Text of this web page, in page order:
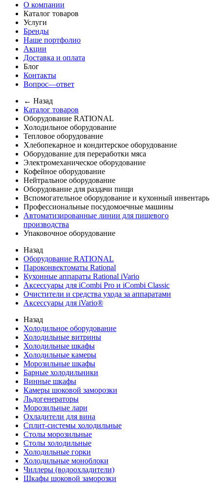
О компании
Каталог товаров
Услуги
Бренды
Наше портфолио
Акции
Доставка и оплата
Блог
Контакты
Вопрос—ответ
← Назад
Каталог товаров
Оборудование RATIONAL
Холодильное оборудование
Тепловое оборудование
Хлебопекарное и кондитерское оборудование
Оборудование для переработки мяса
Электромеханическое оборудование
Кофейное оборудование
Нейтральное оборудование
Оборудование для раздачи пищи
Вспомогательное оборудование и кухонный инвентарь
Профессиональные посудомоечные машины
Автоматизированные линии для пищевого
производства
Упаковочное оборудование
Назад
Оборудование RATIONAL
Пароконвектоматы Rational
Кухонные аппараты Rational iVario
Аксессуары для iCombi Pro и iCombi Classic
Очистители и средства ухода за аппаратами
Аксессуары для iVario®
Назад
Холодильное оборудование
Холодильные витрины
Холодильные шкафы
Холодильные камеры
Морозильные шкафы
Барные холодильники
Винные шкафы
Камеры шоковой заморозки
Льдогенераторы
Морозильные лари
Охладители для вина
Сплит-системы холодильные
Столы морозильные
Столы холодильные
Холодильные горки
Холодильные моноблоки
Чиллеры (водоохладители)
Шкафы шоковой заморозки